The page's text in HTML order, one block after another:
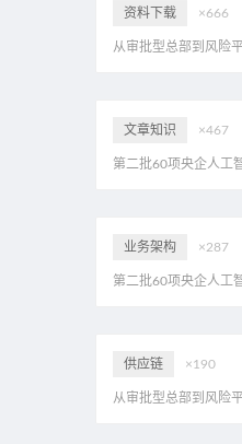
资料下载 ×666
从审批型总部到风险
文章知识 ×467
第二批60项央企人工
业务架构 ×287
第二批60项央企人工
供应链 ×190
从审批型总部到风险